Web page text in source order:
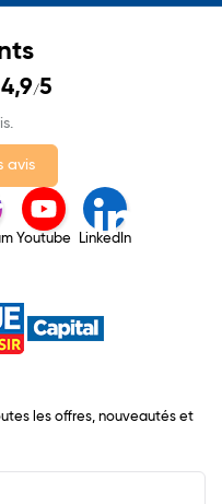
4,9/5
avis
Youtube LinkedIn
les offres, nouveautés et